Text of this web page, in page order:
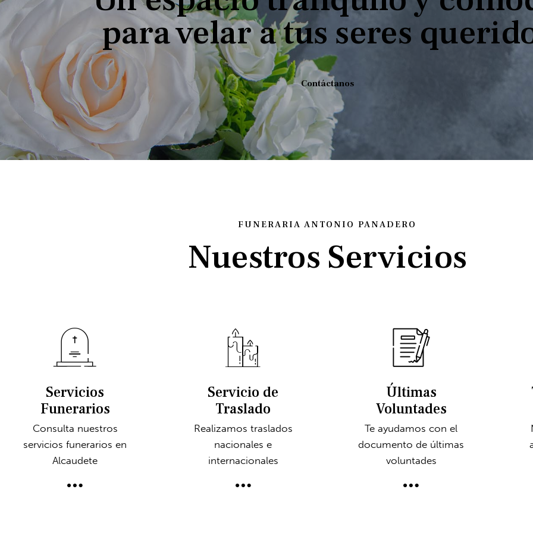
para velar a tus seres
Contáctanos
FUNERARIA ANTONIO PANADERO
Nuestros Servicios
Servicios
Funerarios
Consulta nuestros
servicios funerarios en
Alcaudete
Servicio de
Traslado
Realizamos traslados
nacionales e
internacionales
Últimas
Voluntades
Te ayudamos con el
documento de últimas
voluntades